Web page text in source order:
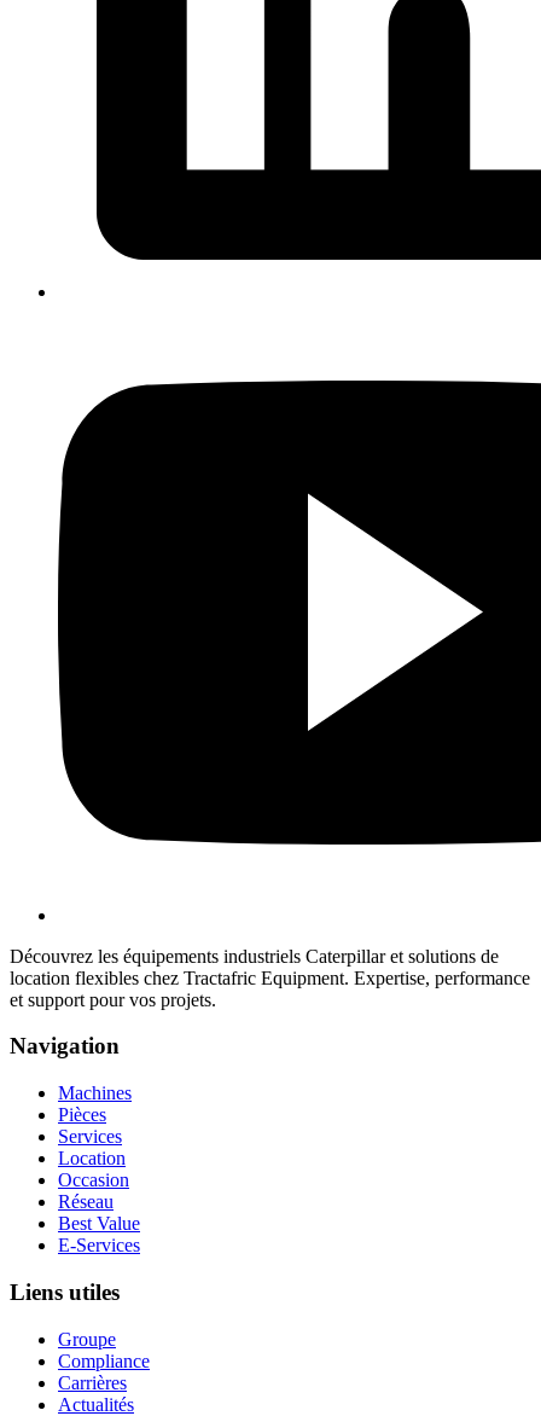
Découvrez les équipements industriels Caterpillar et solutions de
location flexibles chez Tractafric Equipment. Expertise, performance
et support pour vos projets.
Navigation
Machines
Pièces
Services
Location
Occasion
Réseau
Best Value
E-Services
Liens utiles
Groupe
Compliance
Carrières
Actualités